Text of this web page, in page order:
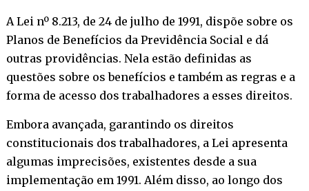
A Lei nº 8.213, de 24 de julho de 1991, dispõe sobre os
Planos de Benefícios da Previdência Social e dá
outras providências. Nela estão definidas as
questões sobre os benefícios e também as regras e a
forma de acesso dos trabalhadores a esses direitos.
Embora avançada, garantindo os direitos
constitucionais dos trabalhadores, a Lei apresenta
algumas imprecisões, existentes desde a sua
implementação em 1991. Além disso, ao longo dos